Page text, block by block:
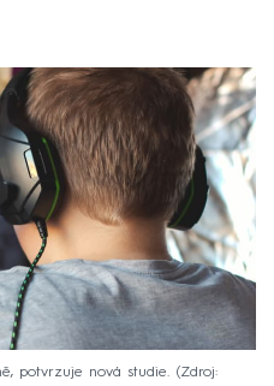
potvrzuje nová studie.
Zdroj: